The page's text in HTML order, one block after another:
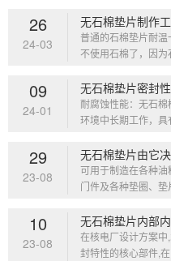
26
24-03
无石棉垫片制作
普通的石棉垫片耐
不使用石棉了，因
09
24-01
无石棉垫片密封
耐腐蚀性能：无石
环境中长期工作，
29
23-08
无石棉垫片由它
可用于制造在各种
门件及各种垫圈、
10
23-08
无石棉垫片内部
在核电厂设计方案
封特性的核心部件,